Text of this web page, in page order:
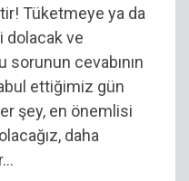
Tüketmeye ya da
dolacak ve
cevabının
ettiğimiz gün
şey, en önemlisi
daha